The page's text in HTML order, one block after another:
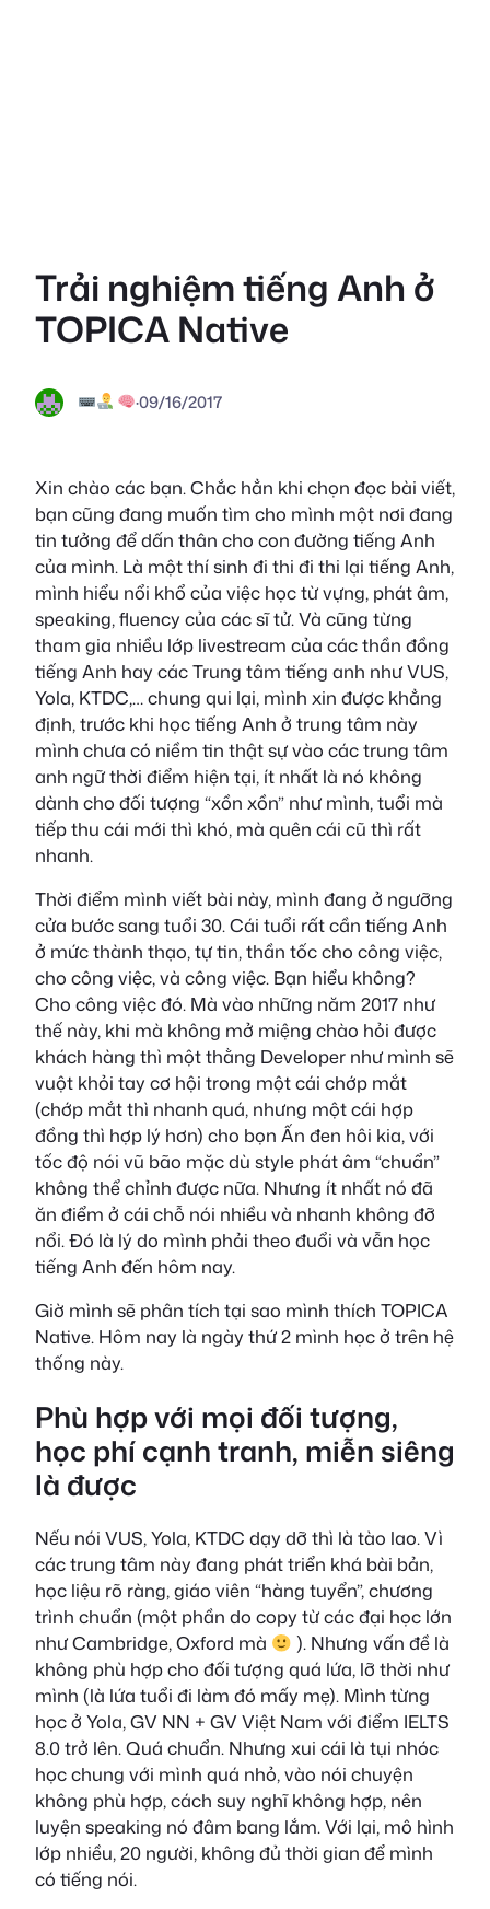
Trải nghiệm tiếng Anh ở
TOPICA Native
·09/16/2017
Xin chào các bạn. Chắc hẳn khi chọn đọc bài viết,
bạn cũng đang muốn tìm cho mình một nơi đang
tin tưởng để dấn thân cho con đường tiếng Anh
của mình. Là một thí sinh đi thi đi thi lại tiếng Anh,
mình hiểu nổi khổ của việc học từ vựng, phát âm,
speaking, fluency của các sĩ tử. Và cũng từng
tham gia nhiều lớp livestream của các thần đồng
tiếng Anh hay các Trung tâm tiếng anh như VUS,
Yola, KTDC,… chung qui lại, mình xin được khẳng
định, trước khi học tiếng Anh ở trung tâm này
mình chưa có niềm tin thật sự vào các trung tâm
anh ngữ thời điểm hiện tại, ít nhất là nó không
dành cho đối tượng “xồn xồn” như mình, tuổi mà
tiếp thu cái mới thì khó, mà quên cái cũ thì rất
nhanh.
Thời điểm mình viết bài này, mình đang ở ngưỡng
cửa bước sang tuổi 30. Cái tuổi rất cần tiếng Anh
ở mức thành thạo, tự tin, thần tốc cho công việc,
cho công việc, và công việc. Bạn hiểu không?
Cho công việc đó. Mà vào những năm 2017 như
thế này, khi mà không mở miệng chào hỏi được
khách hàng thì một thằng Developer như mình sẽ
vuột khỏi tay cơ hội trong một cái chớp mắt
(chớp mắt thì nhanh quá, nhưng một cái hợp
đồng thì hợp lý hơn) cho bọn Ấn đen hôi kia, với
tốc độ nói vũ bão mặc dù style phát âm “chuẩn”
không thể chỉnh được nữa. Nhưng ít nhất nó đã
ăn điểm ở cái chỗ nói nhiều và nhanh không đỡ
nổi. Đó là lý do mình phải theo đuổi và vẫn học
tiếng Anh đến hôm nay.
Giờ mình sẽ phân tích tại sao mình thích TOPICA
Native. Hôm nay là ngày thứ 2 mình học ở trên hệ
thống này.
Phù hợp với mọi đối tượng,
học phí cạnh tranh, miễn siêng
là được
Nếu nói VUS, Yola, KTDC dạy dỡ thì là tào lao. Vì
các trung tâm này đang phát triển khá bài bản,
học liệu rõ ràng, giáo viên “hàng tuyển”, chương
trình chuẩn (một phần do copy từ các đại học lớn
như Cambridge, Oxford mà
). Nhưng vấn đề là
không phù hợp cho đối tượng quá lứa, lỡ thời như
mình (là lứa tuổi đi làm đó mấy mẹ). Mình từng
học ở Yola, GV NN + GV Việt Nam với điểm IELTS
8.0 trở lên. Quá chuẩn. Nhưng xui cái là tụi nhóc
học chung với mình quá nhỏ, vào nói chuyện
không phù hợp, cách suy nghĩ không hợp, nên
luyện speaking nó đâm bang lắm. Với lại, mô hình
lớp nhiều, 20 người, không đủ thời gian để mình
có tiếng nói.